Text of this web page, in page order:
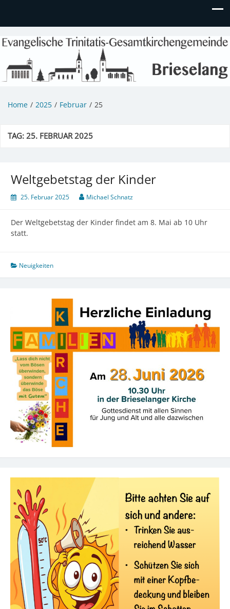
Evangelische Kirchengemeinde
Brieselang
Informationen zu Veranstaltungen, Gemeindeleben und
unserem Kindergarten
Home 2025 Februar 25
TAG:25. FEBRUAR 2025
Weltgebetstag der Kinder
25. Februar 2025 Michael Schnatz
Der Weltgebetstag der Kinder findet am 8. Mai ab 10 Uhr
statt.
Neuigkeiten